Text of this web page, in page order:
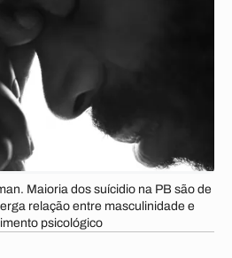
Maioria dos suícidio na PB são de
relação entre masculinidade e
psicológico